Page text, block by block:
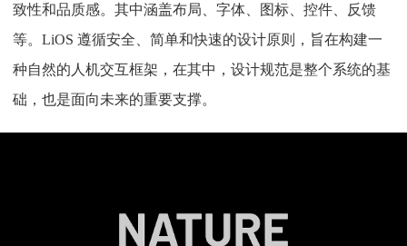
致性和品质感。其中涵盖布局、字体、图标、控件、反馈
等。LiOS 遵循安全、简单和快速的设计原则，旨在构建一
种自然的人机交互框架，在其中，设计规范是整个系统的基
础，也是面向未来的重要支撑。